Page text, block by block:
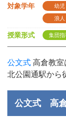
対象学年 幼児
浪人
授業形式 集団指
公文式 高倉教室
北公園通駅から
公文式 高